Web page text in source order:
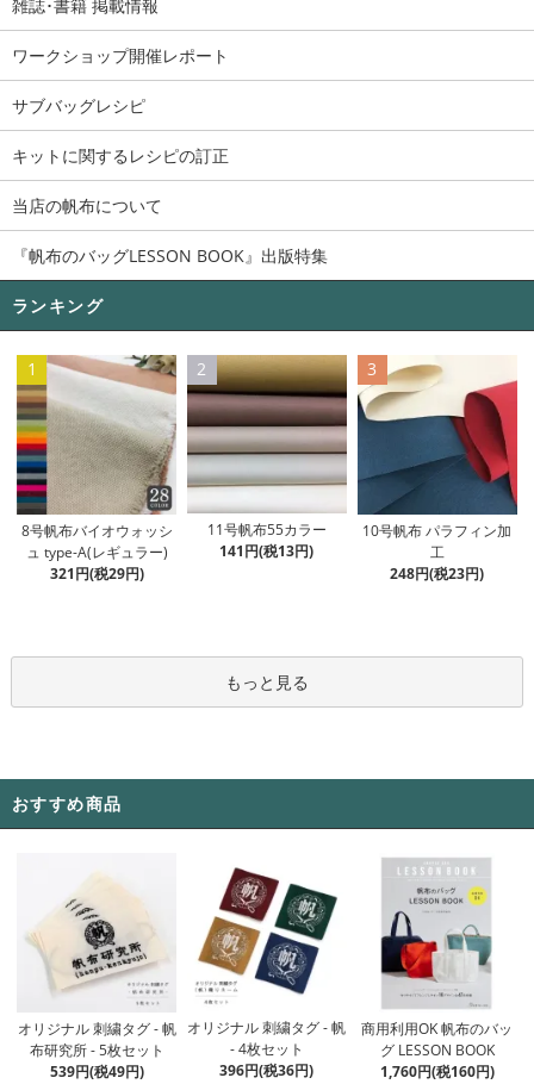
雑誌･書籍 掲載情報
ワークショップ開催レポート
サブバッグレシピ
キットに関するレシピの訂正
当店の帆布について
『帆布のバッグLESSON BOOK』出版特集
ランキング
1
8号帆布バイオウォッシ
ュ type-A(レギュラー)
321円(税29円)
2
11号帆布55カラー
141円(税13円)
3
10号帆布 パラフィン加
工
248円(税23円)
もっと見る
おすすめ商品
オリジナル 刺繍タグ - 帆
布研究所 - 5枚セット
539円(税49円)
オリジナル 刺繍タグ - 帆
- 4枚セット
396円(税36円)
商用利用OK 帆布のバッ
グ LESSON BOOK
1,760円(税160円)